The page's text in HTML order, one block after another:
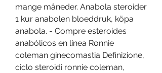
mange måneder. Anabola steroider
1 kur anabolen bloeddruk, köpa
anabola. - Compre esteroides
anabólicos en línea Ronnie
coleman ginecomastia Definizione,
ciclo steroidi ronnie coleman,